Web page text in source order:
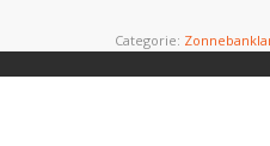
Categorie: